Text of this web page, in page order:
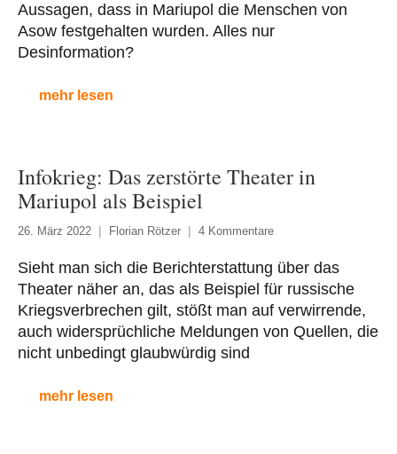
Aussagen, dass in Mariupol die Menschen von
Asow festgehalten wurden. Alles nur
Desinformation?
mehr lesen
Infokrieg: Das zerstörte Theater in
Mariupol als Beispiel
26. März 2022 Florian Rötzer 4 Kommentare
Sieht man sich die Berichterstattung über das
Theater näher an, das als Beispiel für russische
Kriegsverbrechen gilt, stößt man auf verwirrende,
auch widersprüchliche Meldungen von Quellen, die
nicht unbedingt glaubwürdig sind
mehr lesen